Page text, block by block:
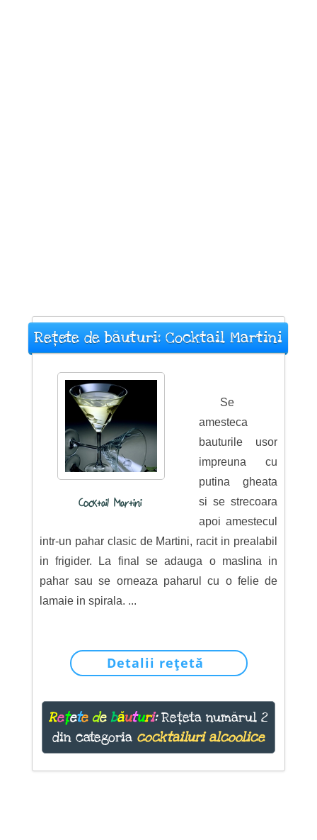
Rețete de băuturi: Cocktail Martini
Cocktail Martini
Se
amesteca
bauturile usor
impreuna cu
putina gheata
si se strecoara
apoi amestecul
intr-un pahar clasic de Martini, racit in prealabil
in frigider. La final se adauga o maslina in
pahar sau se orneaza paharul cu o felie de
lamaie in spirala. ...
Detalii rețetă
Rețete de băuturi:Rețeta numărul 2
din categoria cocktailuri alcoolice